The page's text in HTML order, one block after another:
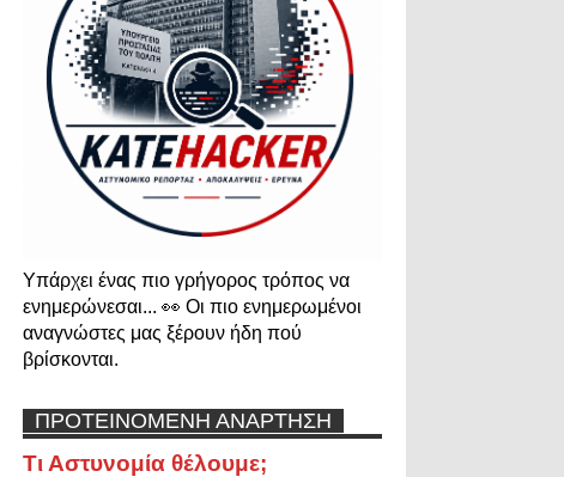
Υπάρχει ένας πιο γρήγορος τρόπος να
ενημερώνεσαι... 👀 Οι πιο ενημερωμένοι
αναγνώστες μας ξέρουν ήδη πού
βρίσκονται.
ΠΡΟΤΕΙΝΟΜΕΝΗ ΑΝΑΡΤΗΣΗ
Τι Αστυνομία θέλουμε;